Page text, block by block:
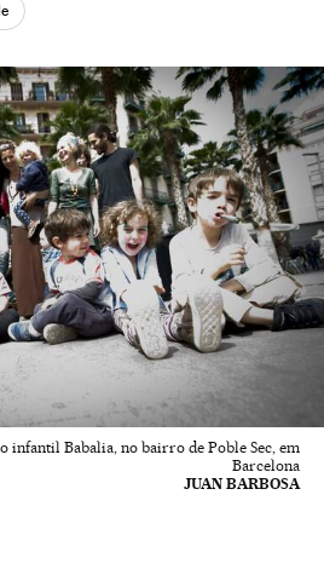
infantil Babalia, no bairro de Poble Sec, em
Barcelona
JUAN BARBOSA